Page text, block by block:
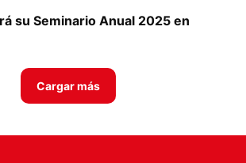
su Seminario Anual 2025 en
Cargar más